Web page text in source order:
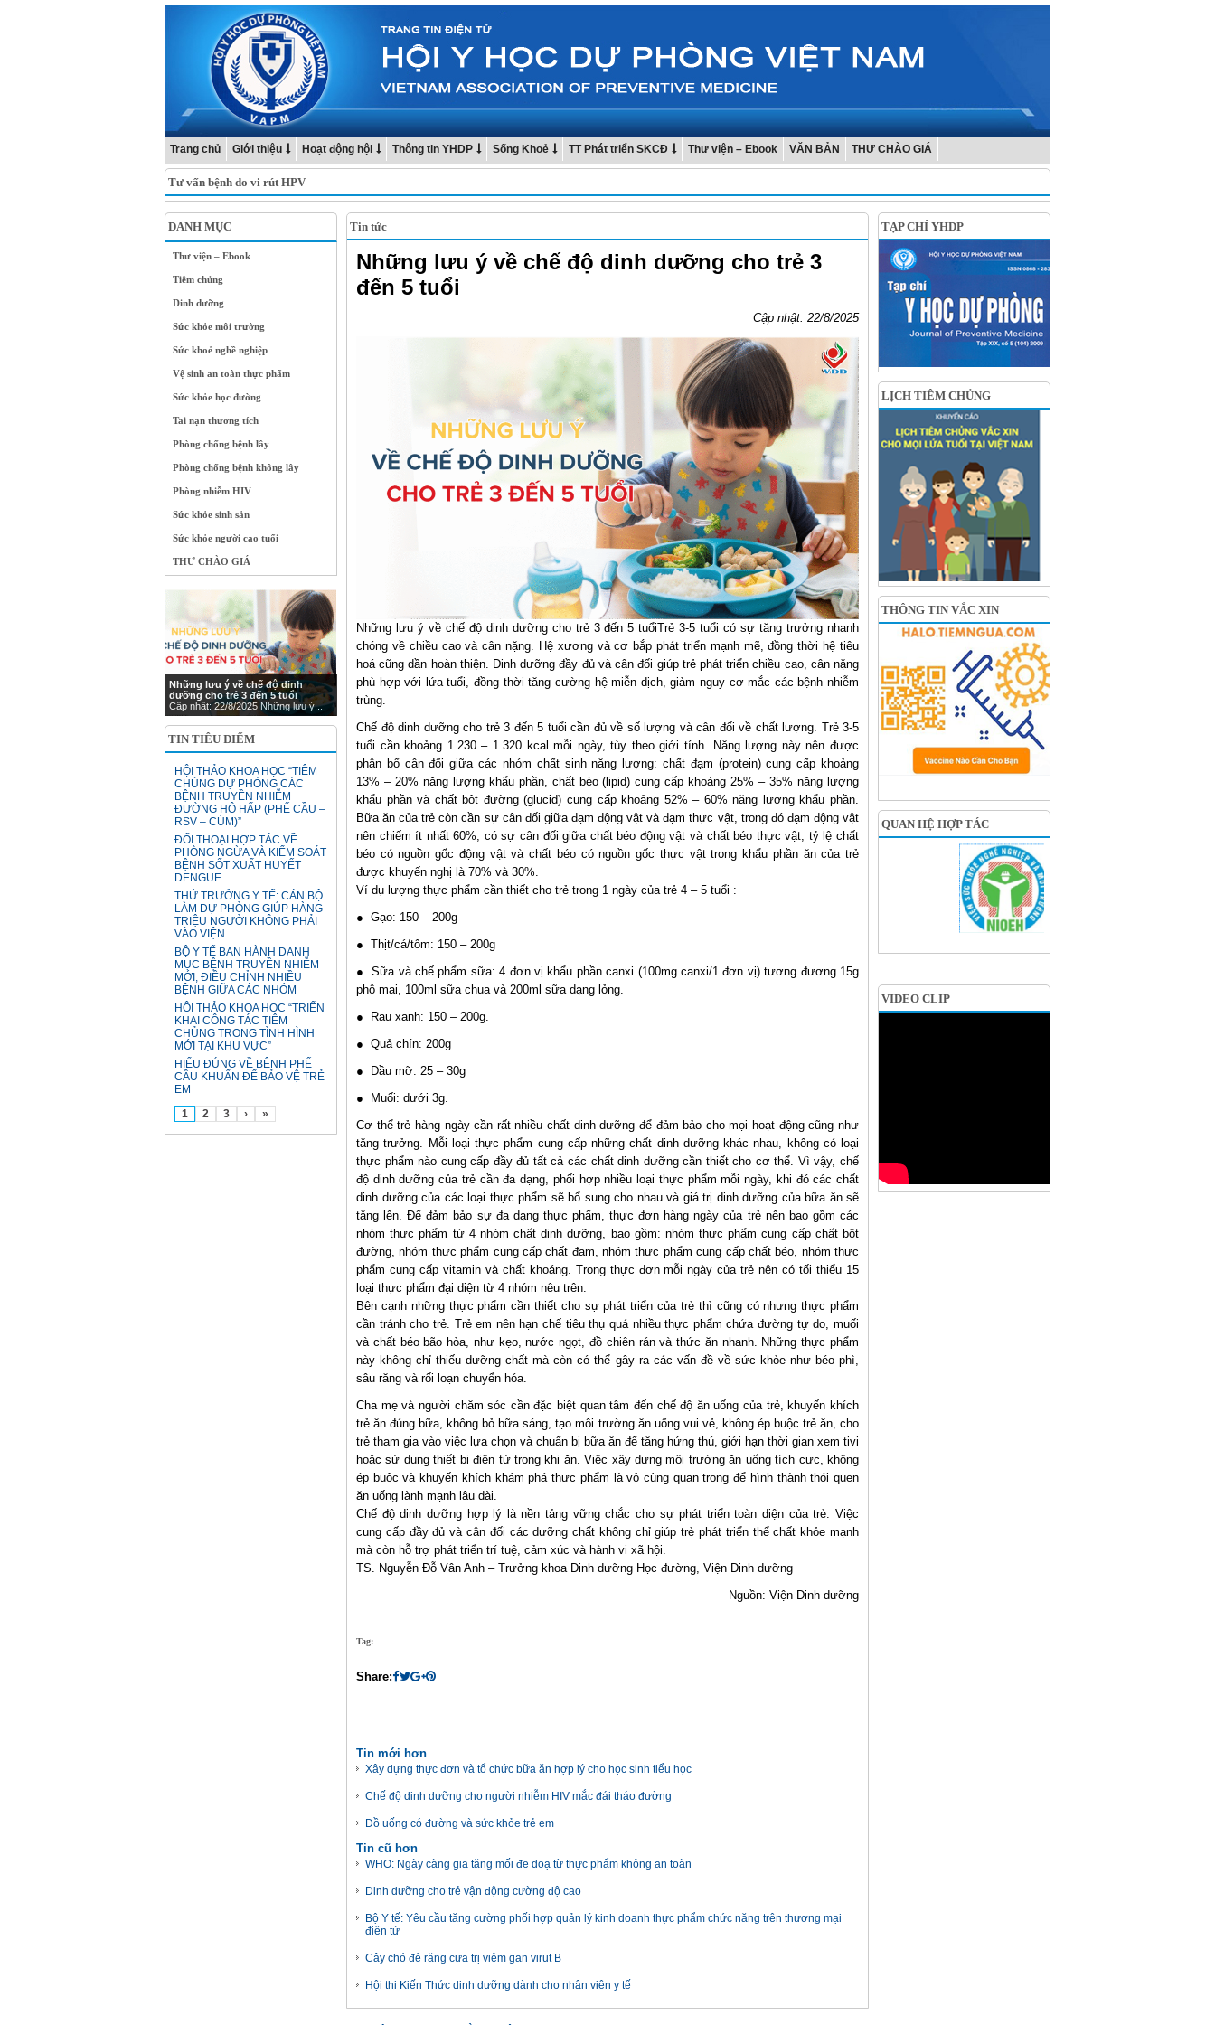
Trang chủ Giới thiệu Hoạt động hội Thông tin YHDP Sống Khoẻ TT Phát triển SKCĐ Thư viện – Ebook VĂN BẢN THƯ CHÀO GIÁ
Tư vấn bệnh do vi rút HPV
DANH MỤC
Thư viện – Ebook
Tiêm chủng
Dinh dưỡng
Sức khỏe môi trường
Sức khoẻ nghề nghiệp
Vệ sinh an toàn thực phẩm
Sức khỏe học đường
Tai nạn thương tích
Phòng chống bệnh lây
Phòng chống bệnh không lây
Phòng nhiễm HIV
Sức khỏe sinh sản
Sức khỏe người cao tuổi
THƯ CHÀO GIÁ
Những lưu ý về chế độ dinh
dưỡng cho trẻ 3 đến 5 tuổi
Cập nhật: 22/8/2025 Những lưu ý...
TIN TIÊU ĐIỂM
HỘI THẢO KHOA HỌC “TIÊM
CHỦNG DỰ PHÒNG CÁC
BỆNH TRUYỀN NHIỄM
ĐƯỜNG HÔ HẤP (PHẾ CẦU –
RSV – CÚM)”
ĐỐI THOẠI HỢP TÁC VỀ
PHÒNG NGỪA VÀ KIỂM SOÁT
BỆNH SỐT XUẤT HUYẾT
DENGUE
THỨ TRƯỞNG Y TẾ: CÁN BỘ
LÀM DỰ PHÒNG GIÚP HÀNG
TRIỆU NGƯỜI KHÔNG PHẢI
VÀO VIỆN
BỘ Y TẾ BAN HÀNH DANH
MỤC BỆNH TRUYỀN NHIỄM
MỚI, ĐIỀU CHỈNH NHIỀU
BỆNH GIỮA CÁC NHÓM
HỘI THẢO KHOA HỌC “TRIỂN
KHAI CÔNG TÁC TIÊM
CHỦNG TRONG TÌNH HÌNH
MỚI TẠI KHU VỰC”
HIỂU ĐÚNG VỀ BỆNH PHẾ
CẦU KHUẨN ĐỂ BẢO VỆ TRẺ
EM
1
2 3 › »
Tin tức
Những lưu ý về chế độ dinh dưỡng cho trẻ 3
đến 5 tuổi
Cập nhật: 22/8/2025
Những lưu ý về chế độ dinh dưỡng cho trẻ 3 đến 5 tuổiTrẻ 3-5 tuổi có sự tăng trưởng nhanh
chóng về chiều cao và cân nặng. Hệ xương và cơ bắp phát triển mạnh mẽ, đồng thời hệ tiêu
hoá cũng dần hoàn thiện. Dinh dưỡng đầy đủ và cân đối giúp trẻ phát triển chiều cao, cân nặng
phù hợp với lứa tuổi, đồng thời tăng cường hệ miễn dịch, giảm nguy cơ mắc các bệnh nhiễm
trùng.
Chế độ dinh dưỡng cho trẻ 3 đến 5 tuổi cần đủ về số lượng và cân đối về chất lượng. Trẻ 3-5
tuổi cần khoảng 1.230 – 1.320 kcal mỗi ngày, tùy theo giới tính. Năng lượng này nên được
phân bổ cân đối giữa các nhóm chất sinh năng lượng: chất đạm (protein) cung cấp khoảng
13% – 20% năng lượng khẩu phần, chất béo (lipid) cung cấp khoảng 25% – 35% năng lượng
khẩu phần và chất bột đường (glucid) cung cấp khoảng 52% – 60% năng lượng khẩu phần.
Bữa ăn của trẻ còn cần sự cân đối giữa đạm động vật và đạm thực vật, trong đó đạm động vật
nên chiếm ít nhất 60%, có sự cân đối giữa chất béo động vật và chất béo thực vật, tỷ lệ chất
béo có nguồn gốc động vật và chất béo có nguồn gốc thực vật trong khẩu phần ăn của trẻ
được khuyến nghị là 70% và 30%.
Ví dụ lượng thực phẩm cần thiết cho trẻ trong 1 ngày của trẻ 4 – 5 tuổi :
● Gạo: 150 – 200g
● Thịt/cá/tôm: 150 – 200g
● Sữa và chế phẩm sữa: 4 đơn vị khẩu phần canxi (100mg canxi/1 đơn vị) tương đương 15g
phô mai, 100ml sữa chua và 200ml sữa dạng lỏng.
● Rau xanh: 150 – 200g.
● Quả chín: 200g
● Dầu mỡ: 25 – 30g
● Muối: dưới 3g.
Cơ thể trẻ hàng ngày cần rất nhiều chất dinh dưỡng để đảm bảo cho mọi hoạt động cũng như
tăng trưởng. Mỗi loại thực phẩm cung cấp những chất dinh dưỡng khác nhau, không có loại
thực phẩm nào cung cấp đầy đủ tất cả các chất dinh dưỡng cần thiết cho cơ thể. Vì vậy, chế
độ dinh dưỡng của trẻ cần đa dạng, phối hợp nhiều loại thực phẩm mỗi ngày, khi đó các chất
dinh dưỡng của các loại thực phẩm sẽ bổ sung cho nhau và giá trị dinh dưỡng của bữa ăn sẽ
tăng lên. Để đảm bảo sự đa dạng thực phẩm, thực đơn hàng ngày của trẻ nên bao gồm các
nhóm thực phẩm từ 4 nhóm chất dinh dưỡng, bao gồm: nhóm thực phẩm cung cấp chất bột
đường, nhóm thực phẩm cung cấp chất đạm, nhóm thực phẩm cung cấp chất béo, nhóm thực
phẩm cung cấp vitamin và chất khoáng. Trong thực đơn mỗi ngày của trẻ nên có tối thiểu 15
loại thực phẩm đại diện từ 4 nhóm nêu trên.
Bên cạnh những thực phẩm cần thiết cho sự phát triển của trẻ thì cũng có nhưng thực phẩm
cần tránh cho trẻ. Trẻ em nên hạn chế tiêu thụ quá nhiều thực phẩm chứa đường tự do, muối
và chất béo bão hòa, như kẹo, nước ngọt, đồ chiên rán và thức ăn nhanh. Những thực phẩm
này không chỉ thiếu dưỡng chất mà còn có thể gây ra các vấn đề về sức khỏe như béo phì,
sâu răng và rối loạn chuyển hóa.
Cha mẹ và người chăm sóc cần đặc biệt quan tâm đến chế độ ăn uống của trẻ, khuyến khích
trẻ ăn đúng bữa, không bỏ bữa sáng, tạo môi trường ăn uống vui vẻ, không ép buộc trẻ ăn, cho
trẻ tham gia vào việc lựa chọn và chuẩn bị bữa ăn để tăng hứng thú, giới hạn thời gian xem tivi
hoặc sử dụng thiết bị điện tử trong khi ăn. Việc xây dựng môi trường ăn uống tích cực, không
ép buộc và khuyến khích khám phá thực phẩm là vô cùng quan trọng để hình thành thói quen
ăn uống lành mạnh lâu dài.
Chế độ dinh dưỡng hợp lý là nền tảng vững chắc cho sự phát triển toàn diện của trẻ. Việc
cung cấp đầy đủ và cân đối các dưỡng chất không chỉ giúp trẻ phát triển thể chất khỏe mạnh
mà còn hỗ trợ phát triển trí tuệ, cảm xúc và hành vi xã hội.
TS. Nguyễn Đỗ Vân Anh – Trưởng khoa Dinh dưỡng Học đường, Viện Dinh dưỡng
Nguồn: Viện Dinh dưỡng
Tag:
Share:
Tin mới hơn
Xây dựng thực đơn và tổ chức bữa ăn hợp lý cho học sinh tiểu học
Chế độ dinh dưỡng cho người nhiễm HIV mắc đái tháo đường
Đồ uống có đường và sức khỏe trẻ em
Tin cũ hơn
WHO: Ngày càng gia tăng mối đe doạ từ thực phẩm không an toàn
Dinh dưỡng cho trẻ vận động cường độ cao
Bộ Y tế: Yêu cầu tăng cường phối hợp quản lý kinh doanh thực phẩm chức năng trên thương mại
điện tử
Cây chó đẻ răng cưa trị viêm gan virut B
Hội thi Kiến Thức dinh dưỡng dành cho nhân viên y tế
TẠP CHÍ YHDP
LỊCH TIÊM CHỦNG
THÔNG TIN VẮC XIN
QUAN HỆ HỢP TÁC
VIDEO CLIP